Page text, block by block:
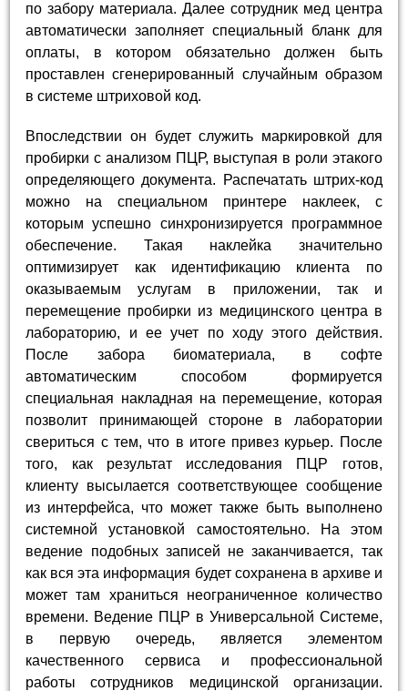
по забору материала. Далее сотрудник мед центра
автоматически заполняет специальный бланк для
оплаты, в котором обязательно должен быть
проставлен сгенерированный случайным образом
в системе штриховой код.
Впоследствии он будет служить маркировкой для
пробирки с анализом ПЦР, выступая в роли этакого
определяющего документа. Распечатать штрих-код
можно на специальном принтере наклеек, с
которым успешно синхронизируется программное
обеспечение. Такая наклейка значительно
оптимизирует как идентификацию клиента по
оказываемым услугам в приложении, так и
перемещение пробирки из медицинского центра в
лабораторию, и ее учет по ходу этого действия.
После забора биоматериала, в софте
автоматическим способом формируется
специальная накладная на перемещение, которая
позволит принимающей стороне в лаборатории
свериться с тем, что в итоге привез курьер. После
того, как результат исследования ПЦР готов,
клиенту высылается соответствующее сообщение
из интерфейса, что может также быть выполнено
системной установкой самостоятельно. На этом
ведение подобных записей не заканчивается, так
как вся эта информация будет сохранена в архиве и
может там храниться неограниченное количество
времени. Ведение ПЦР в Универсальной Системе,
в первую очередь, является элементом
качественного сервиса и профессиональной
работы сотрудников медицинской организации.